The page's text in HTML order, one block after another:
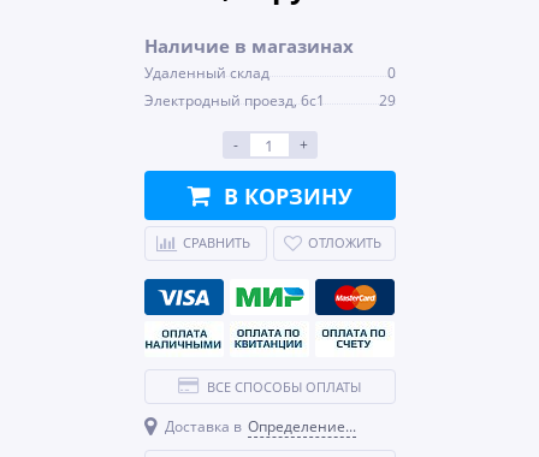
Наличие в магазинах
Удаленный склад
0
Электродный проезд, 6с1
29
- +
В КОРЗИНУ
СРАВНИТЬ ОТЛОЖИТЬ
ВСЕ СПОСОБЫ ОПЛАТЫ
Доставка в Определение...